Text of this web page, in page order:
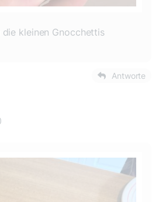
die kleinen Gnocchettis
Antworte